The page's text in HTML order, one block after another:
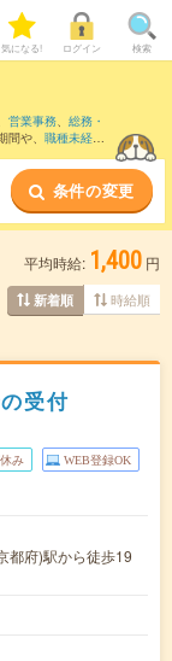
気になる! ログイン 検索
営業事務、 総務・
間や、 職種未経験
条件の変更
平均時給: 1,400 円
新着順 時給順
受付
み WEB登録OK
都府)駅から徒歩19